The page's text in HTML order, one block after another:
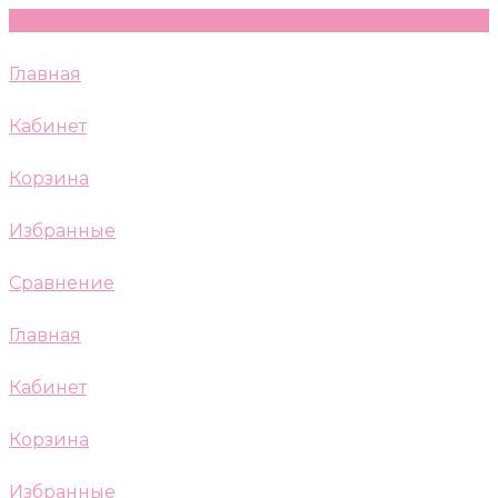
Главная
Кабинет
Корзина
Избранные
Сравнение
Главная
Кабинет
Корзина
Избранные